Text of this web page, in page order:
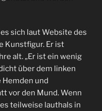
sich laut Website des
Kunstfigur. Er ist
alt. „Er ist ein wenig
über dem linken
und
vor den Mund. Wenn
teilweise lauthals in